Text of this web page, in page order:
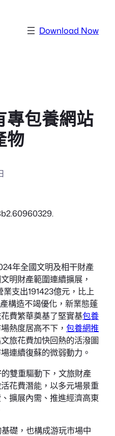
Download Now
專包養網站
物
年全國文明及相干財產
明財產範圍連續擴展，
支出191423億元，比上
構造不竭優化，新業態蓬
費繁華奠基了堅實基包養
熱度居高不下， 包養網推
旅花費加快回熱的活潑圖
連續復蘇的微弱動力。
雙重驅動下，文旅財產
花費潛能，以多元場景重
擴展內需、推進經濟高東
礎，也構成游玩市場中